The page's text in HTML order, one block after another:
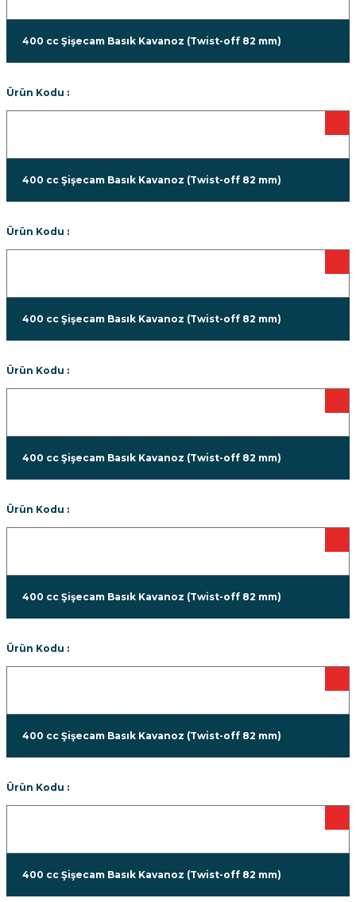
400 cc Şişecam Basık Kavanoz (Twist-off 82 mm)
Ürün Kodu :
400 cc Şişecam Basık Kavanoz (Twist-off 82 mm)
Ürün Kodu :
400 cc Şişecam Basık Kavanoz (Twist-off 82 mm)
Ürün Kodu :
400 cc Şişecam Basık Kavanoz (Twist-off 82 mm)
Ürün Kodu :
400 cc Şişecam Basık Kavanoz (Twist-off 82 mm)
Ürün Kodu :
400 cc Şişecam Basık Kavanoz (Twist-off 82 mm)
Ürün Kodu :
400 cc Şişecam Basık Kavanoz (Twist-off 82 mm)